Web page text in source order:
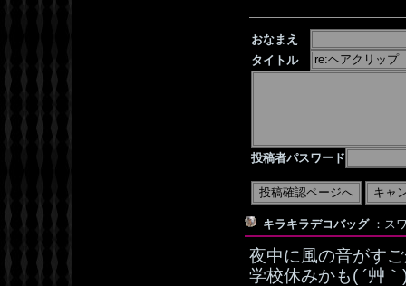
おなまえ
タイトル
投稿者パスワード
キラキラデコバッグ ：ス
夜中に風の音がす
学校休みかも( ´艸